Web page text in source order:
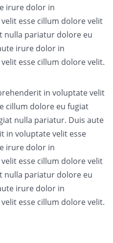
irure dolor in
esse cillum dolore velit
nulla pariatur dolore eu
irure dolor in
esse cillum dolore velit.
in voluptate velit
cillum dolore eu fugiat
nulla pariatur. Duis aute
in voluptate velit esse
irure dolor in
esse cillum dolore velit
nulla pariatur dolore eu
irure dolor in
esse cillum dolore velit.